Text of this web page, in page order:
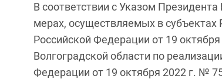
В соответствии с Указом
мерах, осуществляемых в
Российской Федерации от 19
Волгоградской области по
Федерации от 19 октября 2022 г. №